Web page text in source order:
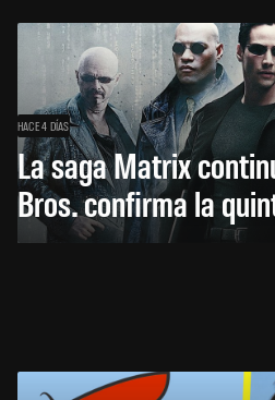
HACE 4 DÍAS
La saga Matrix
Bros. confirma la